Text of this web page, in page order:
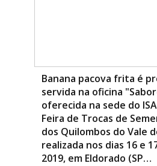
Banana pacova frita é
servida na oficina
oferecida na sede do
Feira de Trocas de
dos Quilombos do Vale
realizada nos dias 16 e
2019, em Eldorado (SP…